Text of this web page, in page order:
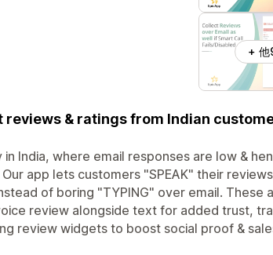
+ 他
& ratings from Indian
India, where email responses are low &
app lets customers "SPEAK" their
of boring "TYPING" over email. These
review alongside text for added trust,
review widgets to boost social proof &